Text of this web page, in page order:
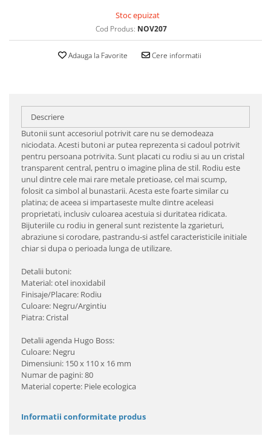
Stoc epuizat
Cod Produs: NOV207
Adauga la Favorite Cere informatii
Descriere
Butonii sunt accesoriul potrivit care nu se demodeaza
niciodata. Acesti butoni ar putea reprezenta si cadoul potrivit
pentru persoana potrivita. Sunt placati cu rodiu si au un cristal
transparent central, pentru o imagine plina de stil. Rodiu este
unul dintre cele mai rare metale pretioase, cel mai scump,
folosit ca simbol al bunastarii. Acesta este foarte similar cu
platina; de aceea si impartaseste multe dintre aceleasi
proprietati, inclusiv culoarea acestuia si duritatea ridicata.
Bijuteriile cu rodiu in general sunt rezistente la zgarieturi,
abraziune si corodare, pastrandu-si astfel caracteristicile initiale
chiar si dupa o perioada lunga de utilizare.
Detalii butoni:
Material: otel inoxidabil
Finisaje/Placare: Rodiu
Culoare: Negru/Argintiu
Piatra: Cristal
Detalii agenda Hugo Boss:
Culoare: Negru
Dimensiuni: 150 x 110 x 16 mm
Numar de pagini: 80
Material coperte: Piele ecologica
Informatii conformitate produs